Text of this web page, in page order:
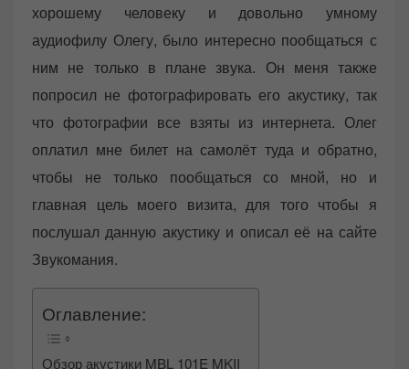
хорошему человеку и довольно умному
аудиофилу Олегу, было интересно пообщаться с
ним не только в плане звука. Он меня также
попросил не фотографировать его акустику, так
что фотографии все взяты из интернета. Олег
оплатил мне билет на самолёт туда и обратно,
чтобы не только пообщаться со мной, но и
главная цель моего визита, для того чтобы я
послушал данную акустику и описал её на сайте
Звукомания.
Оглавление:
Обзор акустики MBL 101E MKII